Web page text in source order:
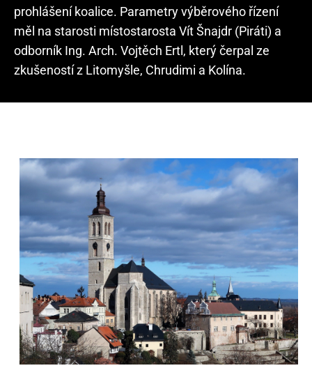
prohlášení koalice. Parametry výběrového řízení
měl na starosti místostarosta Vít Šnajdr (Piráti) a
odborník Ing. Arch. Vojtěch Ertl, který čerpal ze
zkušeností z Litomyšle, Chrudimi a Kolína.